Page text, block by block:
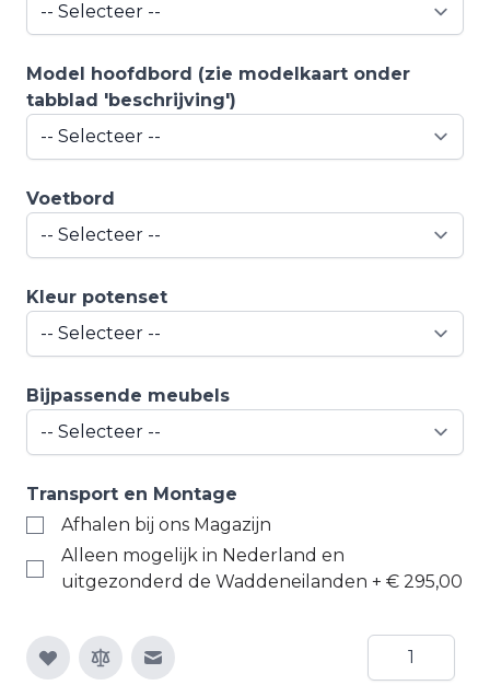
Model hoofdbord (zie modelkaart onder
tabblad 'beschrijving')
Voetbord
Kleur potenset
Bijpassende meubels
Transport en Montage
Afhalen bij ons Magazijn
Alleen mogelijk in Nederland en
uitgezonderd de Waddeneilanden + € 295,00
E-mail naar een vriend
Aantal